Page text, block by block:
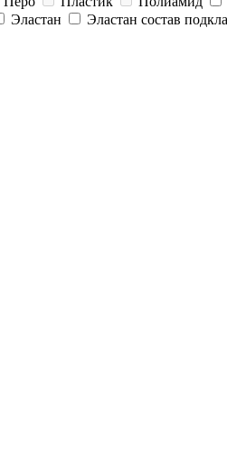
Эластан Эластан состав